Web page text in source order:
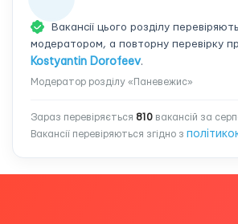
Вакансії цього розділу
модератором, а повторну перевірку
Kostyantin Dorofeev.
Модератор розділу «Паневежис»
Зараз перевіряється 810 вакансій за
Вакансії перевіряються згідно з